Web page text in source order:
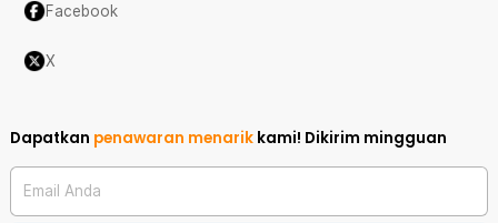
Facebook
X
Dapatkan penawaran menarik kami! Dikirim mingguan
Email Anda